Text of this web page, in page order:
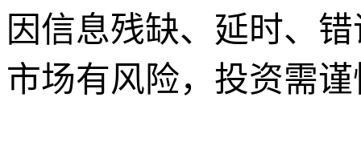
因信息残缺、延时、
市场有风险，投资需